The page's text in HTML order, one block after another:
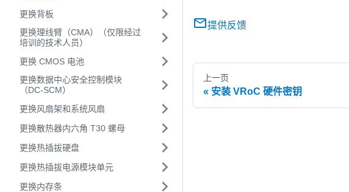
更换背板
更换理线臂（CMA）（仅限经过
培训的技术人员）
更换 CMOS 电池
更换数据中心安全控制模块
（DC-SCM）
更换风扇架和系统风扇
更换散热器内六角 T30 螺母
更换热插拔硬盘
更换热插拔电源模块单元
更换内存条
提供反馈
上一页
安装 VRoC 硬件密钥